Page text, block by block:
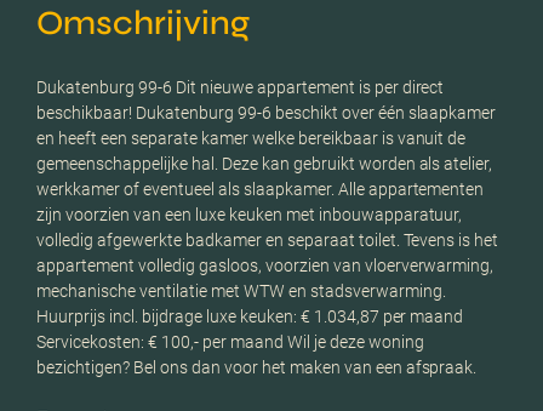
Omschrijving
Dukatenburg 99-6 Dit nieuwe appartement is per direct
beschikbaar! Dukatenburg 99-6 beschikt over één slaapkamer
en heeft een separate kamer welke bereikbaar is vanuit de
gemeenschappelijke hal. Deze kan gebruikt worden als atelier,
werkkamer of eventueel als slaapkamer. Alle appartementen
zijn voorzien van een luxe keuken met inbouwapparatuur,
volledig afgewerkte badkamer en separaat toilet. Tevens is het
appartement volledig gasloos, voorzien van vloerverwarming,
mechanische ventilatie met WTW en stadsverwarming.
Huurprijs incl. bijdrage luxe keuken: € 1.034,87 per maand
Servicekosten: € 100,- per maand Wil je deze woning
bezichtigen? Bel ons dan voor het maken van een afspraak.